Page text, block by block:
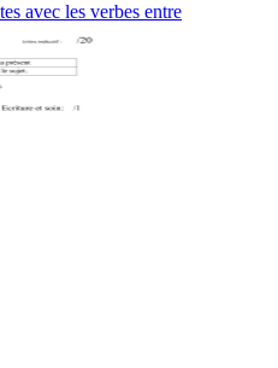
avec les verbes entre